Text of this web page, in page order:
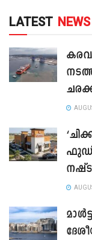
LATEST NEWS
ഫുഡ്